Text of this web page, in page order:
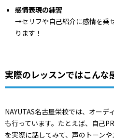
感情表現の練習
→セリフや自己紹介に感情を乗
ります！
実際のレッスンではこんな
NAYUTAS名古屋栄校では、オーデ
も行っています。たとえば、自己
を実際に話してみて、声のトーンや